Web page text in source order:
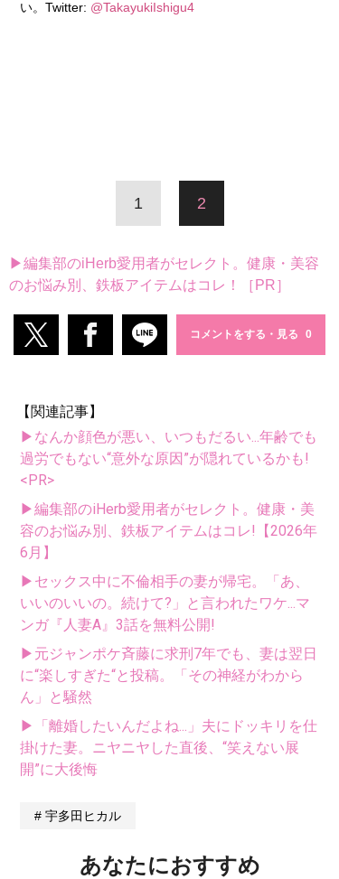
い。Twitter: @TakayukiIshigu4
1 2
▶編集部のiHerb愛用者がセレクト。健康・美容
のお悩み別、鉄板アイテムはコレ！［PR］
コメントをする・見る
【関連記事】
▶なんか顔色が悪い、いつもだるい...年齢でも
過労でもない“意外な原因”が隠れているかも!
<PR>
▶編集部のiHerb愛用者がセレクト。健康・美
容のお悩み別、鉄板アイテムはコレ!【2026年
6月】
▶セックス中に不倫相手の妻が帰宅。「あ、
いいのいいの。続けて?」と言われたワケ...マ
ンガ『人妻A』3話を無料公開!
▶元ジャンポケ斉藤に求刑7年でも、妻は翌日
に“楽しすぎた“と投稿。「その神経がわから
ん」と騒然
▶「離婚したいんだよね...」夫にドッキリを仕
掛けた妻。ニヤニヤした直後、“笑えない展
開”に大後悔
宇多田ヒカル
あなたにおすすめ